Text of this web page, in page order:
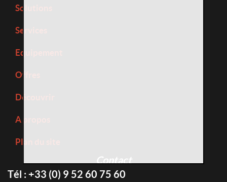
Solutions
Services
Equipement
Offres
Découvrir
A propos
Plan du site
Contact
Tél : +33 (0) 9 52 60 75 60